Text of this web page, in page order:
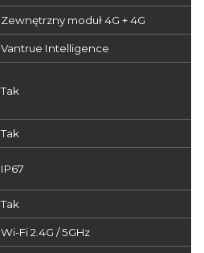
Zewnętrzny moduł 4G + 4G
Vantrue Intelligence
Tak
Tak
IP67
Tak
Wi-Fi 2.4G / 5GHz